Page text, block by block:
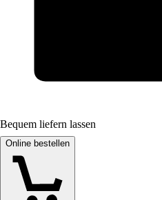
Bequem liefern lassen
Online bestellen